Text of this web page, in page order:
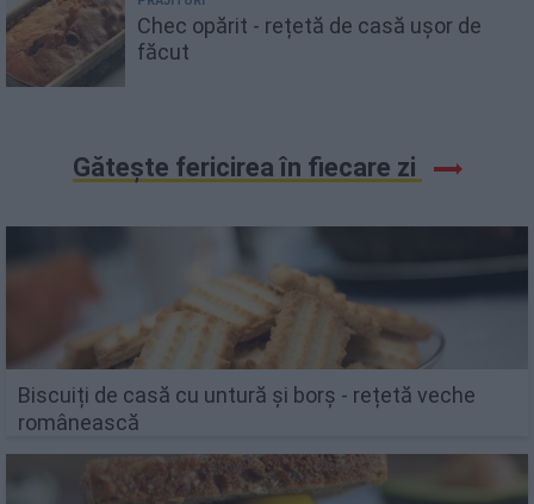
Chec opărit - rețetă de casă ușor de
făcut
Gătește fericirea în fiecare zi
Biscuiți de casă cu untură și borș - rețetă veche
românească